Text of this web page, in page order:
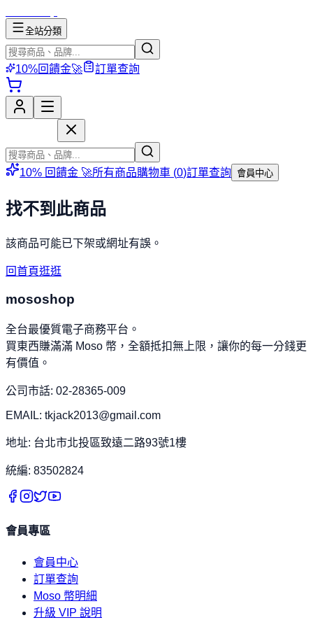
全站分類
10%回饋金🚀 訂單查詢
10% 回饋金 🚀所有商品購物車 (0)訂單查詢 會員中心
找不到此商品
該商品可能已下架或網址有誤。
回首頁逛逛
mososhop
全台最優質電子商務平台。
買東西賺滿滿 Moso 幣，全額抵扣無上限，讓你的每一分錢更
有價值。
公司市話: 02-28365-009
EMAIL: tkjack2013@gmail.com
地址: 台北市北投區致遠二路93號1樓
統編: 83502824
會員專區
會員中心
訂單查詢
Moso 幣明細
升級 VIP 說明